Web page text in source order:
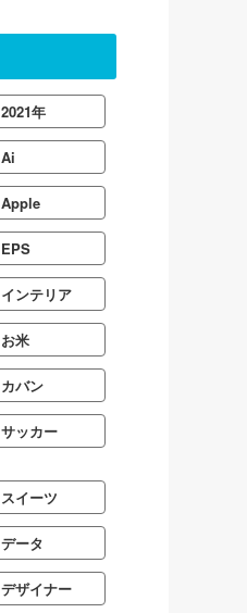
2021年
Ai
Apple
EPS
インテリア
お米
カバン
サッカー
スイーツ
データ
デザイナー